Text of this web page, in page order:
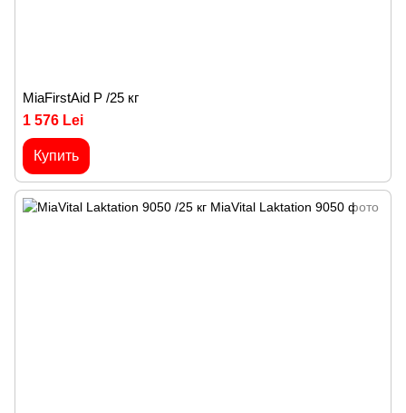
MiaFirstAid P /25 кг
1 576 Lei
Купить